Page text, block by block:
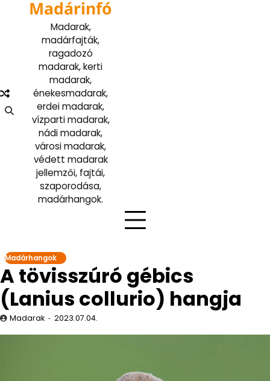
Madárinfó
Madarak,
madárfajták,
ragadozó
madarak, kerti
madarak,
énekesmadarak,
erdei madarak,
vízparti madarak,
nádi madarak,
városi madarak,
védett madarak
jellemzői, fajtái,
szaporodása,
madárhangok.
Madárhangok
A tövisszúró gébics
(Lanius collurio) hangja
Madarak 2023.07.04.